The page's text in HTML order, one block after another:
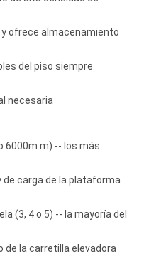
ofrece almacenamiento
del piso siempre
necesaria
6000m m) -- los más
de carga de la plataforma
(3, 4 o 5) -- la mayoría del
de la carretilla elevadora